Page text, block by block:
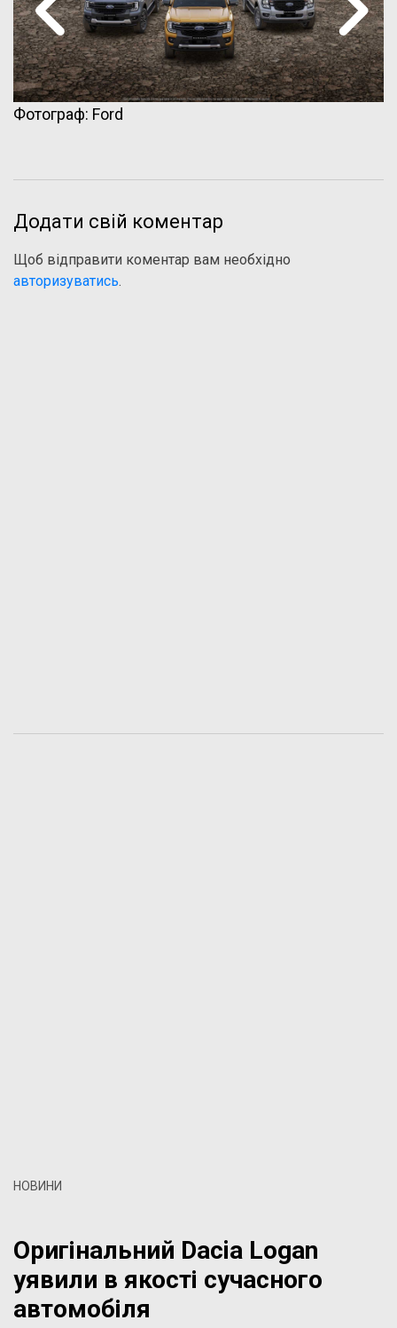
Фотограф: Ford
Додати свій коментар
Щоб відправити коментар вам необхідно
авторизуватись.
НОВИНИ
Оригінальний Dacia Logan
уявили в якості сучасного
автомобіля